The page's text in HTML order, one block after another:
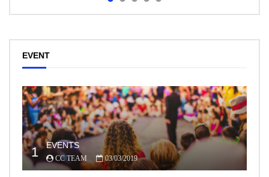
EVENT
1 EVENTS
CC TEAM 03/03/2019